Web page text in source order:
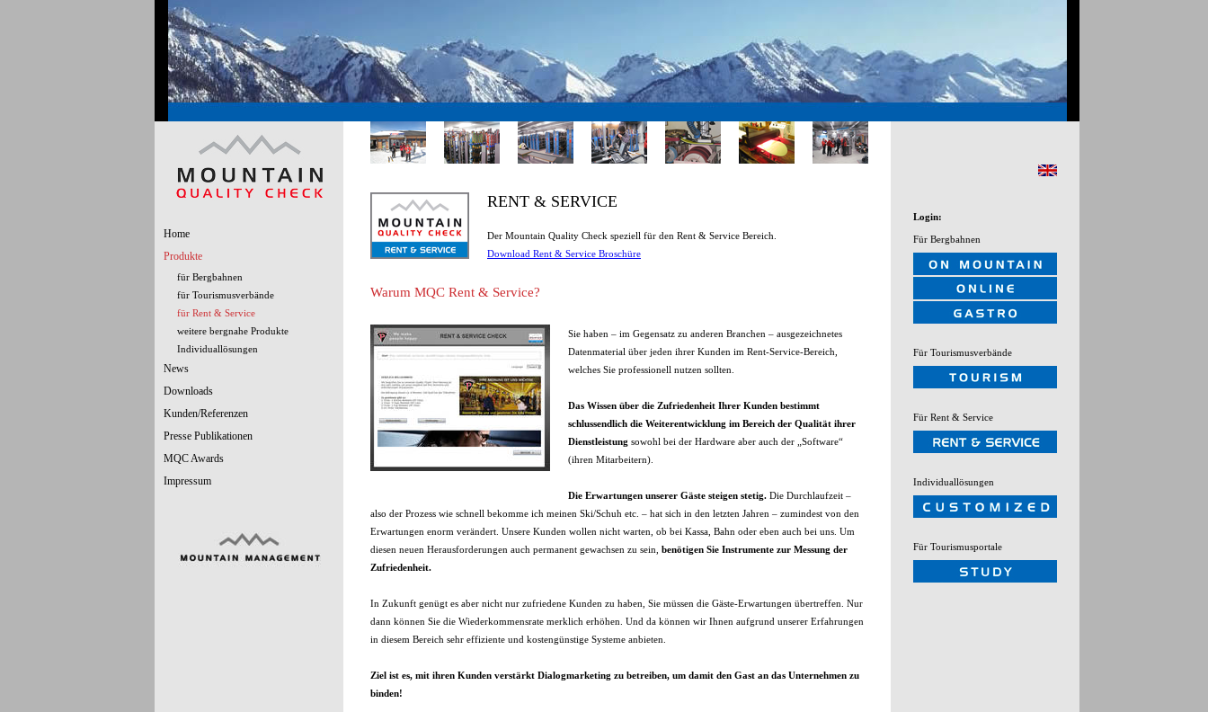
Home
Produkte
für Bergbahnen
für Tourismusverbände
für Rent & Service
weitere bergnahe Produkte
Individuallösungen
News
Downloads
Kunden/Referenzen
Presse Publikationen
MQC Awards
Impressum
RENT & SERVICE
Der Mountain Quality Check speziell für den Rent & Service Bereich.
Download Rent & Service Broschüre
Warum MQC Rent & Service?
Sie haben – im Gegensatz zu anderen Branchen – ausgezeichnetes
Datenmaterial über jeden ihrer Kunden im Rent-Service-Bereich,
welches Sie professionell nutzen sollten.
Das Wissen über die Zufriedenheit Ihrer Kunden bestimmt
schlussendlich die Weiterentwicklung im Bereich der Qualität ihrer
Dienstleistung sowohl bei der Hardware aber auch der „Software“
(ihren Mitarbeitern).
Die Erwartungen unserer Gäste steigen stetig. Die Durchlaufzeit –
also der Prozess wie schnell bekomme ich meinen Ski/Schuh etc. – hat sich in den letzten Jahren – zumindest von den
Erwartungen enorm verändert. Unsere Kunden wollen nicht warten, ob bei Kassa, Bahn oder eben auch bei uns. Um
diesen neuen Herausforderungen auch permanent gewachsen zu sein, benötigen Sie Instrumente zur Messung der
Zufriedenheit.
In Zukunft genügt es aber nicht nur zufriedene Kunden zu haben, Sie müssen die Gäste-Erwartungen übertreffen. Nur
dann können Sie die Wiederkommensrate merklich erhöhen. Und da können wir Ihnen aufgrund unserer Erfahrungen
in diesem Bereich sehr effiziente und kostengünstige Systeme anbieten.
Ziel ist es, mit ihren Kunden verstärkt Dialogmarketing zu betreiben, um damit den Gast an das Unternehmen zu
binden!
Login:
Für Bergbahnen
Für Tourismusverbände
Für Rent & Service
Individuallösungen
Für Tourismusportale